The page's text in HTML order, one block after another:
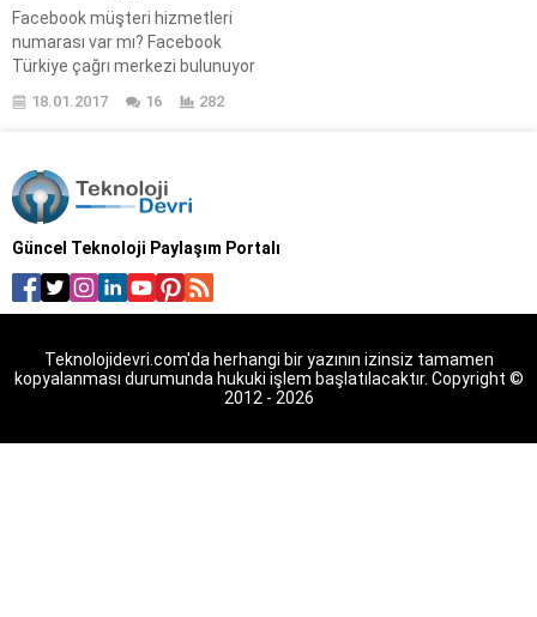
Facebook müşteri hizmetleri
numarası var mı? Facebook
Türkiye çağrı merkezi bulunuyor
numarası var mı? Facebook
facebook müşteri hizmetleri
telefon numarası. Facebook
hattı bulunuyor mu ? Facebook,
tüm dünya genelinde büyük bir
ölçüde önem kapsayan bir
18.01.2017 16 282
Güncel Teknoloji Paylaşım Portalı
Teknolojidevri.com'da herhangi bir yazının izinsiz tamamen
kopyalanması durumunda hukuki işlem başlatılacaktır. Copyright ©
2012 - 2026